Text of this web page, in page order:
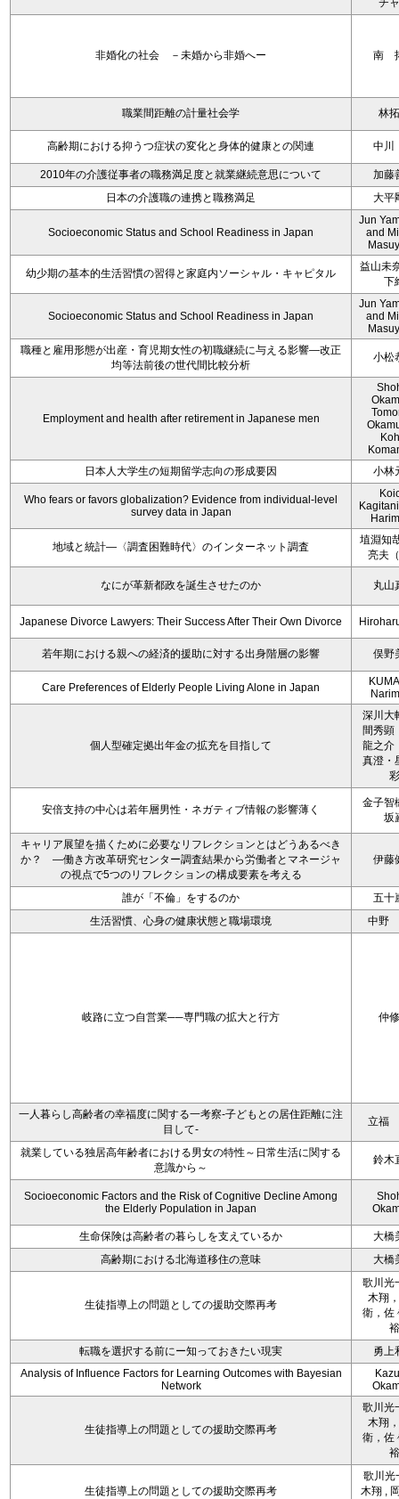
チ
非婚化の社会 －未婚から非婚へー 南
職業間距離の計量社会学 林
高齢期における抑うつ症状の変化と身体的健康との関連 中
2010年の介護従事者の職務満足度と就業継続意思について
加藤
日本の介護職の連携と職務満足
大平
Socioeconomic Status and School Readiness in Japan
Jun
and
幼少期の基本的生活習慣の習得と家庭内ソーシャル・キャピタル
益山未
下
Socioeconomic Status and School Readiness in Japan
Jun
and
職種と雇用形態が出産・育児期女性の初職継続に与える影響―改正
均等法前後の世代間比較分析
小松
Employment and health after retirement in Japanese men
日本人大学生の短期留学志向の形成要因
小林
Who fears or favors globalization? Evidence from individual-level
survey data in Japan
地域と統計―〈調査困難時代〉のインターネット調査
埴淵知
亮夫
なにが革新都政を誕生させたのか 丸山
Japanese Divorce Lawyers: Their Success After Their Own Divorce
若年期における親への経済的援助に対する出身階層の影響 俣野
Care Preferences of Elderly People Living Alone in Japan
個人型確定拠出年金の拡充を目指して
深川大
間秀顕
龍之介
真澄・
彩
安倍支持の中心は若年層男性・ネガティブ情報の影響薄く
金子智
坂
キャリア展望を描くために必要なリフレクションとはどうあるべき
か？ ―働き方改革研究センター調査結果から労働者とマネージャ
の視点で5つのリフレクションの構成要素を考える
伊藤
誰が「不倫」をするのか
五十
生活習慣、心身の健康状態と職場環境
中野
岐路に立つ自営業──専門職の拡大と行方 仲
一人暮らし高齢者の幸福度に関する一考察‐子どもとの居住距離に注
目して‐
立福
就業している独居高年齢者における男女の特性～日常生活に関する
意識から～
鈴木
Socioeconomic Factors and the Risk of Cognitive Decline Among
the Elderly Population in Japan
生命保険は高齢者の暮らしを支えているか
大橋
高齢期における北海道移住の意味
大橋
生徒指導上の問題としての援助交際再考
歌川光
木翔
衛，佐
裕
転職を選択する前にー知っておきたい現実
勇上
Analysis of Influence Factors for Learning Outcomes with Bayesian
Network
生徒指導上の問題としての援助交際再考
歌川光
木翔
衛，佐
裕
生徒指導上の問題としての援助交際再考
歌川光
木翔 ,